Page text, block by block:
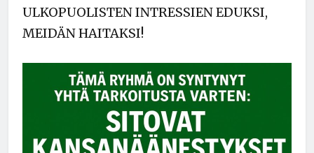
ULKOPUOLISTEN INTRESSIEN EDUKSI,
MEIDÄN HAITAKSI!